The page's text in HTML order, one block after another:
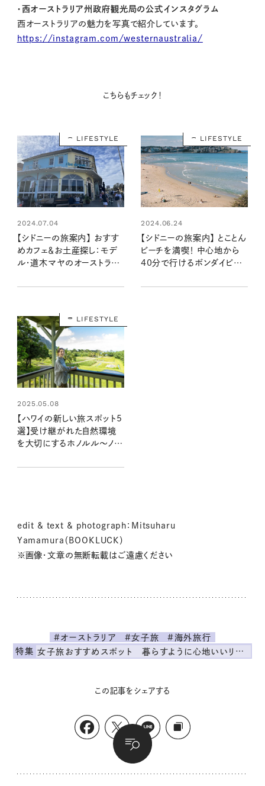
・西オーストラリア州政府観光局の公式インスタグラム
西オーストラリアの魅力を写真で紹介しています。
https://instagram.com/westernaustralia/
こちらもチェック！
LIFESTYLE
2024.07.04
【シドニーの旅案内】 おすす
めカフェ＆お土産探し：モデ
ル・道木マヤのオーストラリ
LIFESTYLE
2024.06.24
【シドニーの旅案内】 とことん
ビーチを満喫！ 中心地から
40分で行けるボンダイビー
ーストラリア旅 第3回
LIFESTYLE
2025.05.08
【ハワイの新しい旅スポット5
選】受け継がれた自然環境
を大切にするホノルル〜ノー
コツアー
edit & text & photograph：Mitsuharu
Yamamura（BOOKLUCK）
※画像・文章の無断転載はご遠慮ください
#オーストラリア #女子旅
#海外旅行
特集 女子旅おすすめスポット 暮らすように心地いいリンネル旅ガイド
この記事をシェアする